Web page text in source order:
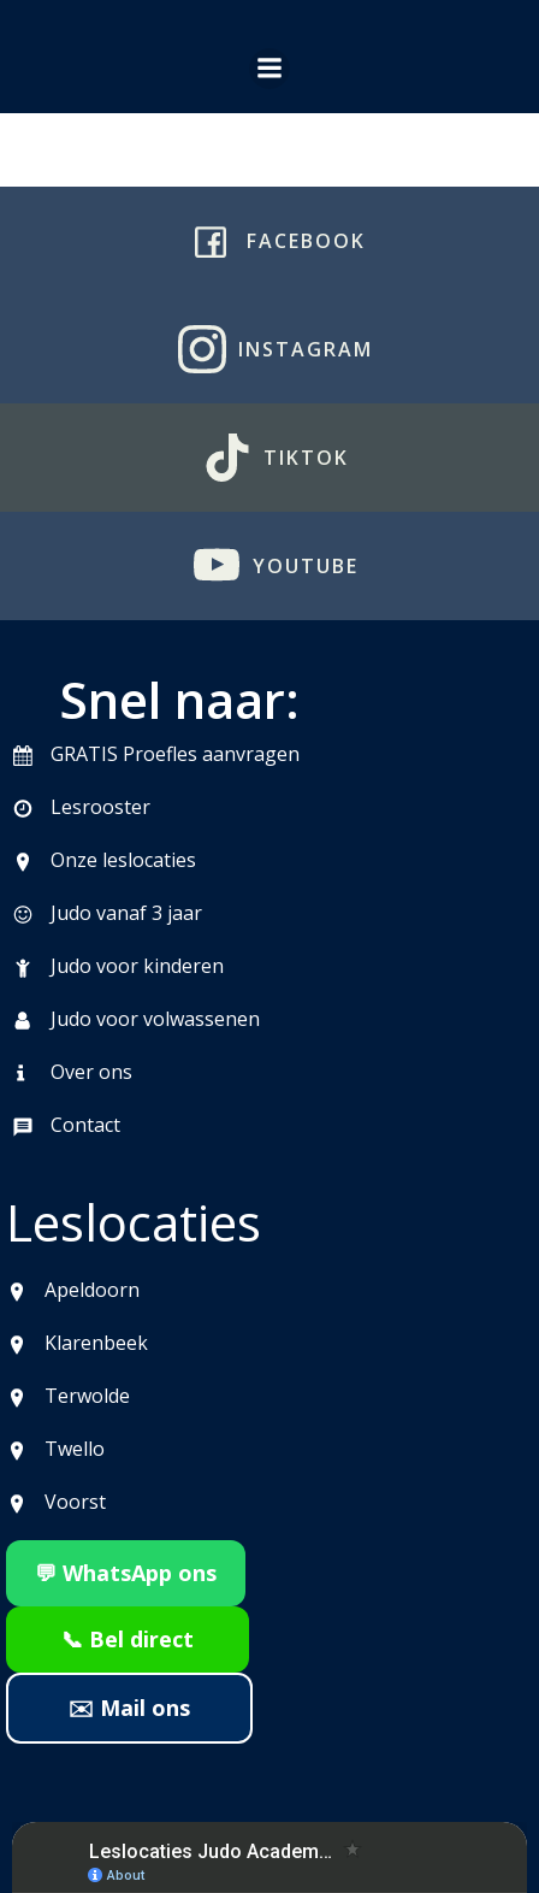
de
FACEBOOK
INSTAGRAM
TIKTOK
YOUTUBE
Snel naar:
GRATIS Proefles aanvragen
Lesrooster
Onze leslocaties
Judo vanaf 3 jaar
Judo voor kinderen
Judo voor volwassenen
Over ons
Contact
Leslocaties
Apeldoorn
Klarenbeek
Terwolde
Twello
Voorst
💬 WhatsApp ons
📞 Bel direct
✉️ Mail ons